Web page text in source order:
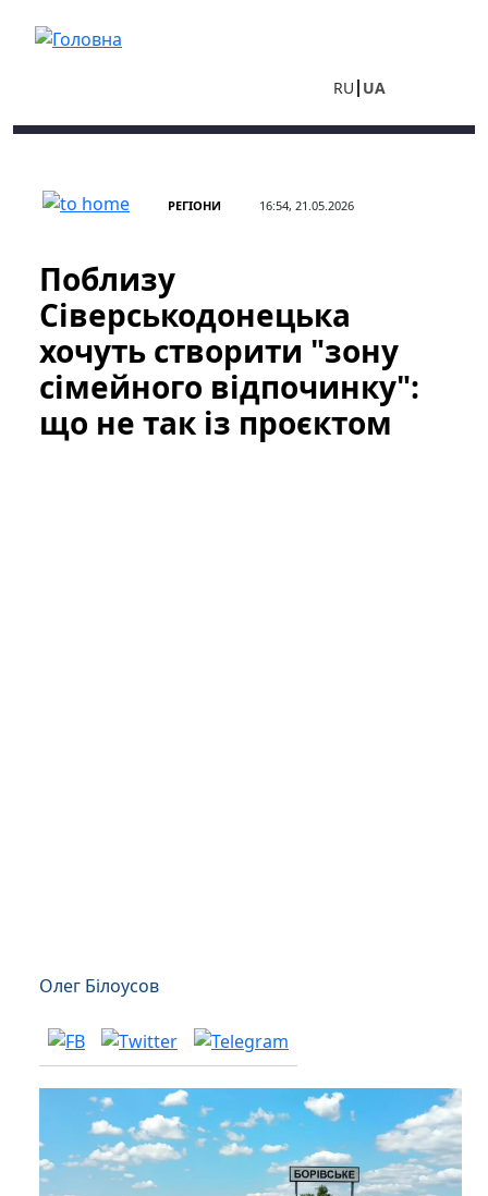
RU UA
РЕГІОНИ 16:54, 21.05.2026
Поблизу
Сіверськодонецька
хочуть створити "зону
сімейного відпочинку":
що не так із проєктом
Олег Білоусов